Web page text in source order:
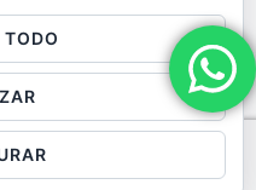
- Pinturas Urbano